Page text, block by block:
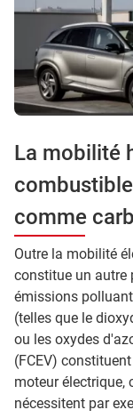
La mobilité
comme
Outre la mobilité
constitue un autre
émissions
(telles que le
ou les oxydes
(FCEV)
moteur électrique,
nécessitent par